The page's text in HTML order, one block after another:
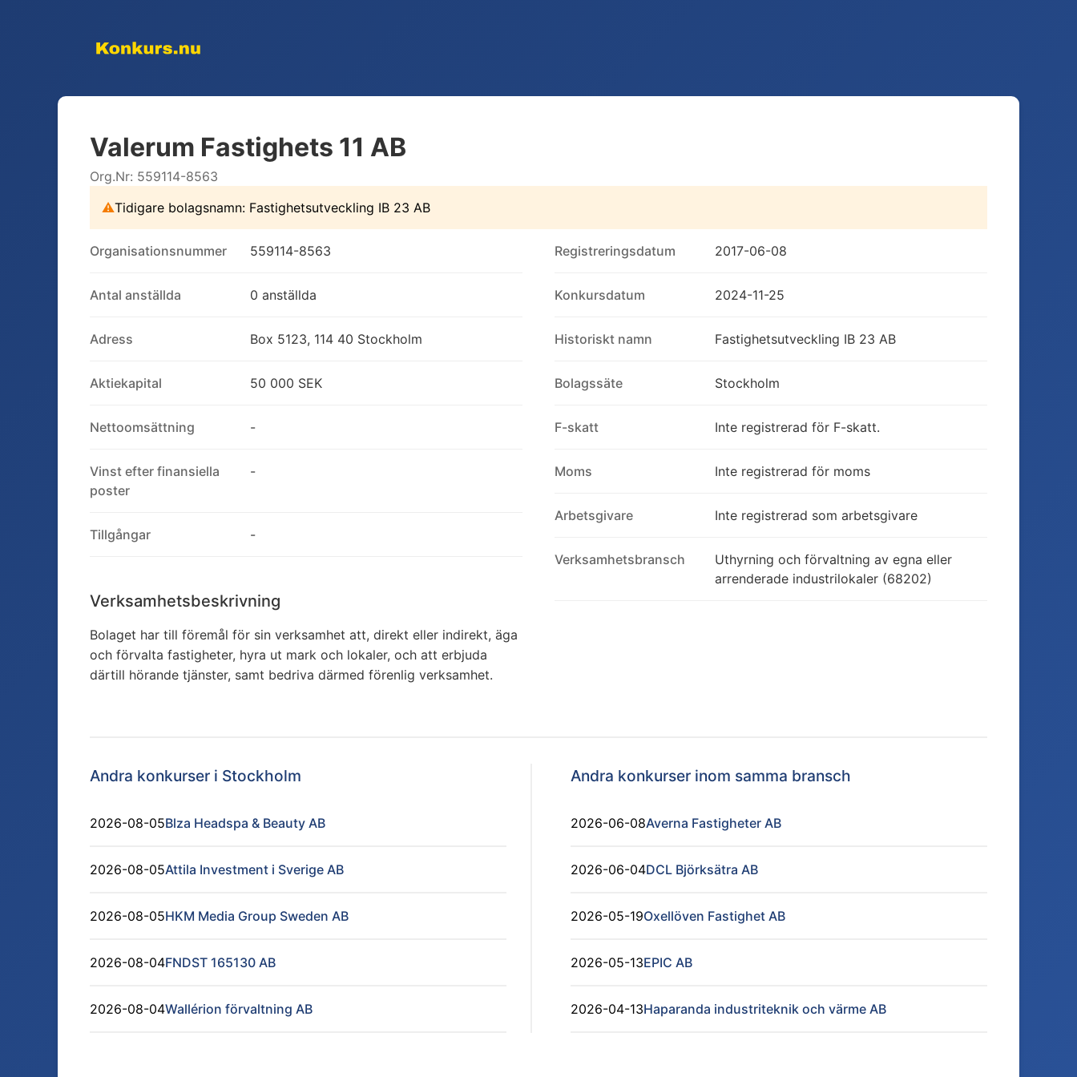
Valerum Fastighets 11 AB
Org.Nr: 559114-8563
⚠Tidigare bolagsnamn: Fastighetsutveckling IB 23 AB
Organisationsnummer 559114-8563
Antal anställda 0 anställda
Adress Box 5123, 114 40 Stockholm
Aktiekapital 50 000 SEK
Nettoomsättning -
Vinst efter finansiella
poster
-
Tillgångar -
Verksamhetsbeskrivning
Bolaget har till föremål för sin verksamhet att, direkt eller indirekt, äga
och förvalta fastigheter, hyra ut mark och lokaler, och att erbjuda
därtill hörande tjänster, samt bedriva därmed förenlig verksamhet.
Registreringsdatum 2017-06-08
Konkursdatum 2024-11-25
Historiskt namn Fastighetsutveckling IB 23 AB
Bolagssäte Stockholm
F-skatt Inte registrerad för F-skatt.
Moms Inte registrerad för moms
Arbetsgivare Inte registrerad som arbetsgivare
Verksamhetsbransch
Uthyrning och förvaltning av egna eller
arrenderade industrilokaler (68202)
Andra konkurser i Stockholm
2026-08-05Blza Headspa & Beauty AB
2026-08-05Attila Investment i Sverige AB
2026-08-05HKM Media Group Sweden AB
2026-08-04FNDST 165130 AB
2026-08-04Wallérion förvaltning AB
Andra konkurser inom samma bransch
2026-06-08Averna Fastigheter AB
2026-06-04DCL Björksätra AB
2026-05-19Oxellöven Fastighet AB
2026-05-13EPIC AB
2026-04-13Haparanda industriteknik och värme AB